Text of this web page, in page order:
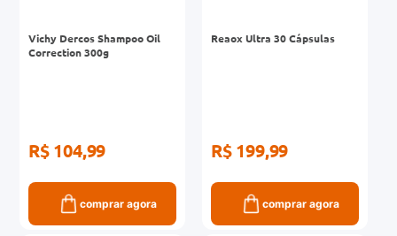
Vichy Dercos Shampoo Oil
Correction 300g
R$ 104,99
comprar agora
Reaox Ultra 30 Cápsulas
R$ 199,99
comprar agora